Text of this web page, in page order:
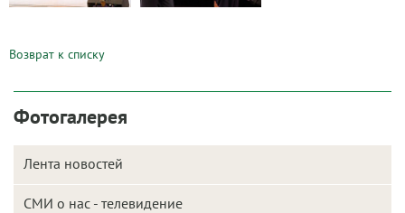
Возврат к списку
Фотогалерея
Лента новостей
СМИ о нас - телевидение